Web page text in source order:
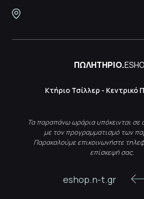
ΠΩΛΗΤΗΡΙΟ.
Κτήριο Τσίλλερ - Κεντρικό
Τα παραπάνω ωράρια υπόκεινται σε
με τον προγραμματισμό των
Παρακαλούμε επικοινωνήστε
επίσκεψή σας.
eshop.n-t.gr